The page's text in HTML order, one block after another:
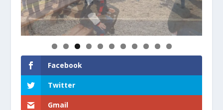
Facebook
Twitter
Gmail